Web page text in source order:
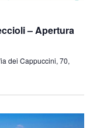
– Apertura
dei Cappuccini, 70,